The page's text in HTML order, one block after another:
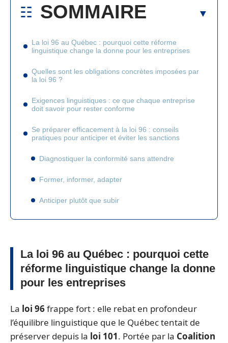
SOMMAIRE
La loi 96 au Québec : pourquoi cette réforme
linguistique change la donne pour les entreprises
Quelles sont les obligations concrètes imposées par
la loi 96 ?
Exigences linguistiques : ce que chaque entreprise
doit savoir pour rester conforme
Se préparer efficacement à la loi 96 : conseils
pratiques pour anticiper et éviter les sanctions
Diagnostiquer la conformité sans attendre
Former, informer, adapter
Anticiper plutôt que subir
La loi 96 au Québec : pourquoi cette
réforme linguistique change la donne
pour les entreprises
La loi 96frappe fort : elle rebat en profondeur
l’équilibre linguistique que le Québec tentait de
préserver depuis la loi 101. Portée par la Coalition